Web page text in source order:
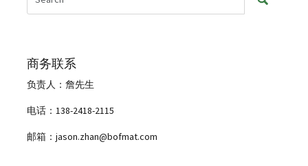
商务联系
负责人：詹先生
电话：138-2418-2115
邮箱：jason.zhan@bofmat.com